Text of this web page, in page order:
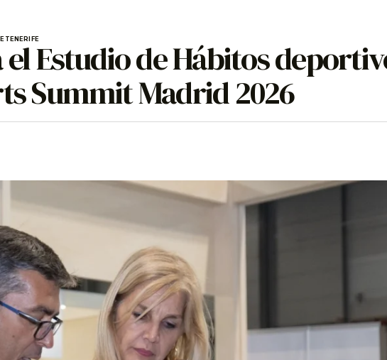
TENERIFEEstudio de Hábitos
Summit Madrid 2026